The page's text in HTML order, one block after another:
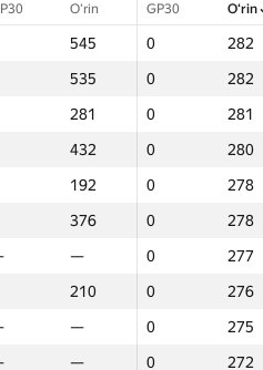
O‘rin GP30 O‘rin
545 0 282
535 0 282
281 0 281
432 0 280
192 0 278
376 0 278
— 0 277
210 0 276
— 0 275
— 0 272